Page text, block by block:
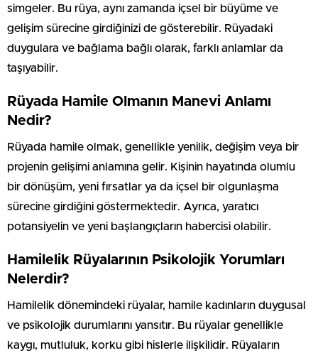
simgeler. Bu rüya, aynı zamanda içsel bir büyüme ve
gelişim sürecine girdiğinizi de gösterebilir. Rüyadaki
duygulara ve bağlama bağlı olarak, farklı anlamlar da
taşıyabilir.
Rüyada Hamile Olmanın Manevi Anlamı
Nedir?
Rüyada hamile olmak, genellikle yenilik, değişim veya bir
projenin gelişimi anlamına gelir. Kişinin hayatında olumlu
bir dönüşüm, yeni fırsatlar ya da içsel bir olgunlaşma
sürecine girdiğini göstermektedir. Ayrıca, yaratıcı
potansiyelin ve yeni başlangıçların habercisi olabilir.
Hamilelik Rüyalarının Psikolojik Yorumları
Nelerdir?
Hamilelik dönemindeki rüyalar, hamile kadınların duygusal
ve psikolojik durumlarını yansıtır. Bu rüyalar genellikle
kaygı, mutluluk, korku gibi hislerle ilişkilidir. Rüyaların